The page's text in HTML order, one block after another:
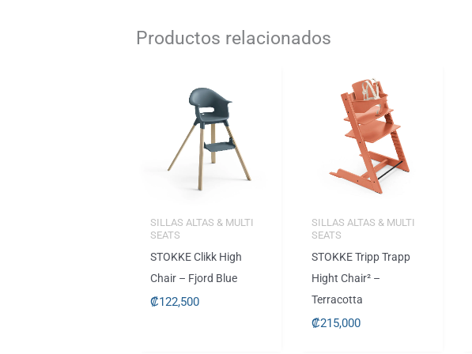
Productos relacionados
SILLAS ALTAS & MULTI
SEATS
STOKKE Clikk High
Chair – Fjord Blue
₡122,500
SILLAS ALTAS & MULTI
SEATS
STOKKE Tripp Trapp
Hight Chair² –
Terracotta
₡215,000